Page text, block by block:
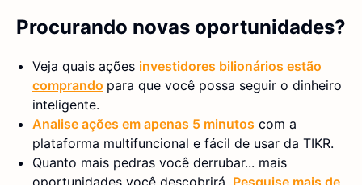
Procurando novas oportunidades?
Veja quais ações investidores bilionários estão
comprando para que você possa seguir o dinheiro
inteligente.
Analise ações em apenas 5 minutos com a
plataforma multifuncional e fácil de usar da TIKR.
Quanto mais pedras você derrubar... mais
oportunidades você descobrirá. Pesquise mais de